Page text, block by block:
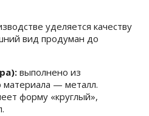
уделяется качеству
вид продуман до
выполнено из
материала — металл.
форму «круглый»,